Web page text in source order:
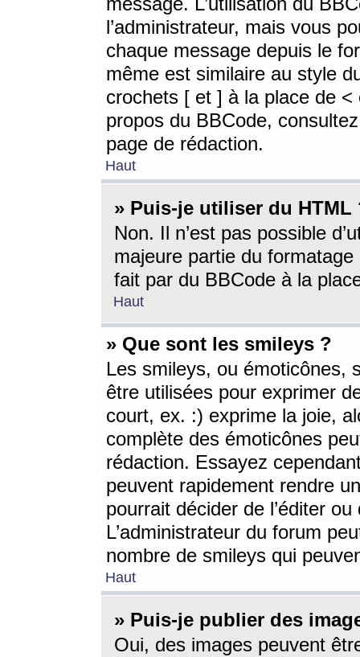
l’administrateur, mais vous
chaque message depuis le
même est similaire au style
crochets [ et ] à la place de <
propos du BBCode,
page de rédaction.
Haut
» Puis-je utiliser du HTML
Non. Il n’est pas possible
majeure partie du
fait par du BBCode à la
Haut
» Que sont les smileys ?
Les smileys, ou émoticônes,
être utilisées pour exprimer
court, ex. :) exprime la joie,
complète des émoticônes
rédaction. Essayez
peuvent rapidement rendre
pourrait décider de l’éditer
L’administrateur du forum
nombre de smileys qui
Haut
» Puis-je publier des
Oui, des images peuvent